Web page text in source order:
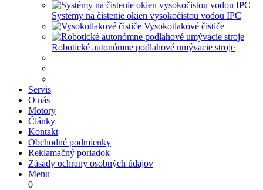
Systémy na čistenie okien vysokočistou vodou IPC
Vysokotlakové čističe
Robotické autonómne podlahové umývacie stroje
Servis
O nás
Motory
Články
Kontakt
Obchodné podmienky
Reklamačný poriadok
Zásady ochrany osobných údajov
Menu
0